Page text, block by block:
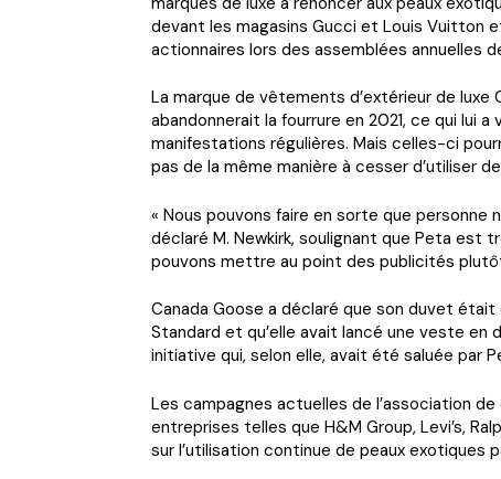
devant les magasins Gucci et Louis Vuitton
actionnaires lors des assemblées annuelles
La marque de vêtements d’extérieur de luxe
abandonnerait la fourrure en 2021, ce qui lui
manifestations régulières. Mais celles-ci
pas de la même manière à cesser d’utiliser
« Nous pouvons faire en sorte que personne
déclaré M. Newkirk, soulignant que Peta est
pouvons mettre au point des publicités
Canada Goose a déclaré que son duvet
Standard et qu’elle avait lancé une veste
initiative qui, selon elle, avait été saluée par
Les campagnes actuelles de l’association
entreprises telles que H&M Group, Levi’s,
sur l’utilisation continue de peaux exotiques